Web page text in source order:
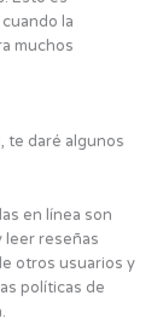
la
muchos
te daré algunos
en línea son
leer reseñas
otros usuarios y
políticas de